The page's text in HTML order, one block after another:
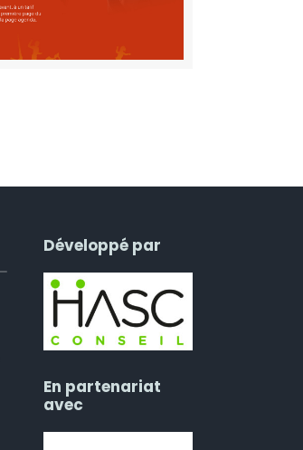
Développé par
En partenariat
avec